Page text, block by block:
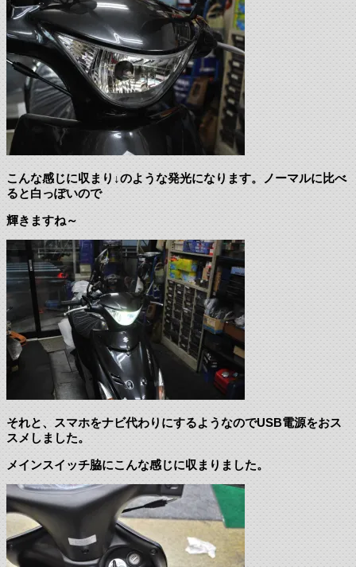
こんな感じに収まり↓のような発光になります。ノーマルに比べ
ると白っぽいので
輝きますね～
それと、スマホをナビ代わりにするようなのでUSB電源をおス
スメしました。
メインスイッチ脇にこんな感じに収まりました。